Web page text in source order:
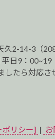
2-14-3（208
日9：00~19
したら対応さ
ポリシー] | お